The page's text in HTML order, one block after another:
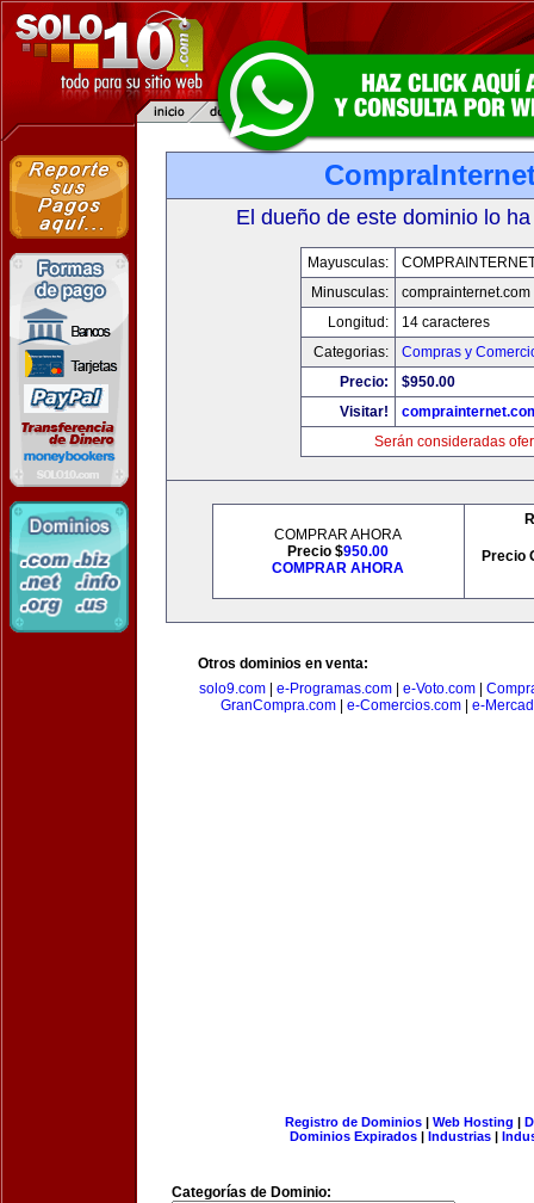
El dueño de este dominio lo
Mayusculas:
Minusculas:
comprainternet.com
Longitud:
14 caracteres
Categorias:
Compras y
Precio:
$950.00
Visitar!
Serán consideradas
COMPRAR AHORA
Precio $950.00
COMPRAR AHORA
Precio
Otros dominios en venta:
solo9.com| e-Programas.com| e-Voto.com|
GranCompra.com
e-Comercios.com e-
Registro de Dominios| Web Hosting |
Dominios Expirados | Industrias |
Categorías de Dominio: